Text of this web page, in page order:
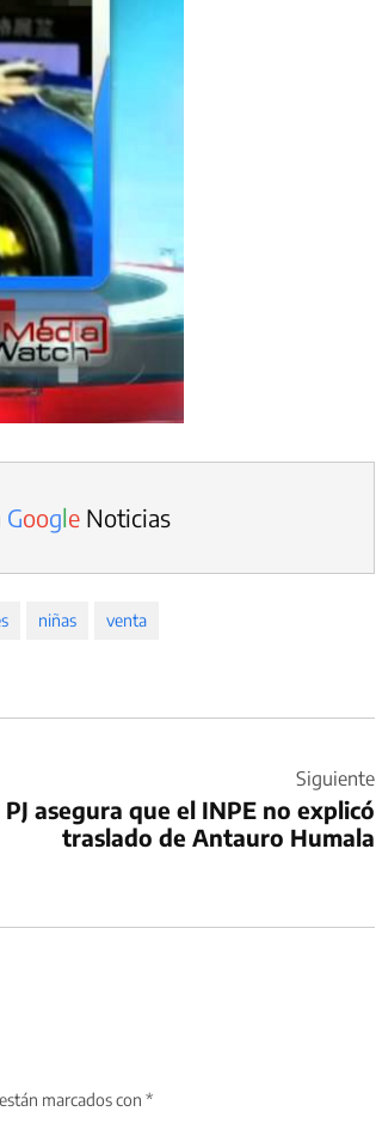
GoogleNoticias
niñas venta
Siguiente
PJ asegura que el INPE no explicó
traslado de Antauro Humala
marcados con *